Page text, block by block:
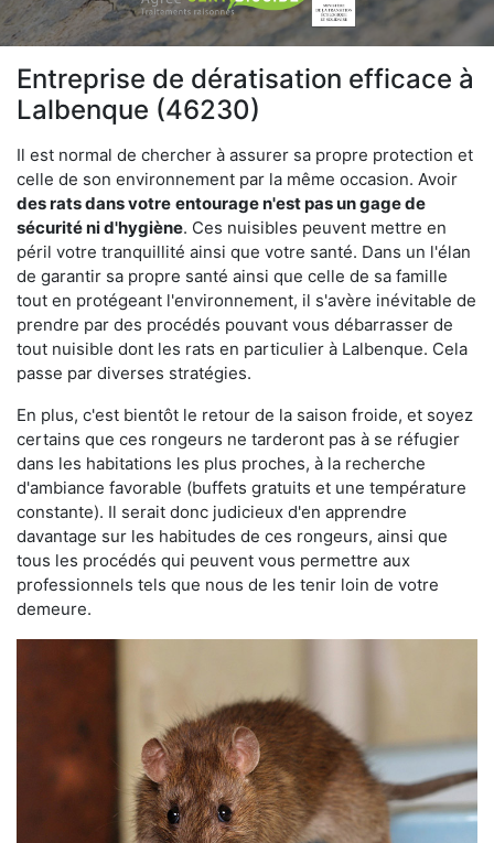
Entreprise de dératisation efficace à
Lalbenque (46230)
Il est normal de chercher à assurer sa propre protection et
celle de son environnement par la même occasion. Avoir
des rats dans votre entourage n'est pas un gage de
sécurité ni d'hygiène. Ces nuisibles peuvent mettre en
péril votre tranquillité ainsi que votre santé. Dans un l'élan
de garantir sa propre santé ainsi que celle de sa famille
tout en protégeant l'environnement, il s'avère inévitable de
prendre par des procédés pouvant vous débarrasser de
tout nuisible dont les rats en particulier à Lalbenque. Cela
passe par diverses stratégies.
En plus, c'est bientôt le retour de la saison froide, et soyez
certains que ces rongeurs ne tarderont pas à se réfugier
dans les habitations les plus proches, à la recherche
d'ambiance favorable (buffets gratuits et une température
constante). Il serait donc judicieux d'en apprendre
davantage sur les habitudes de ces rongeurs, ainsi que
tous les procédés qui peuvent vous permettre aux
professionnels tels que nous de les tenir loin de votre
demeure.